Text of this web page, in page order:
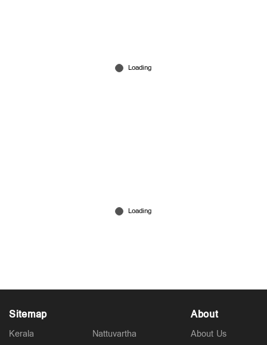
‘സുധിച്ചേട്ടനിലേക്ക് അകലം കുറയുന്നു’;
സോഷ്യല്‍മീഡിയ ഉപേക്ഷിക്കൂ, തിരിച്ചുവരൂ
Sitemap
Kerala
Nattuvartha
About
About Us